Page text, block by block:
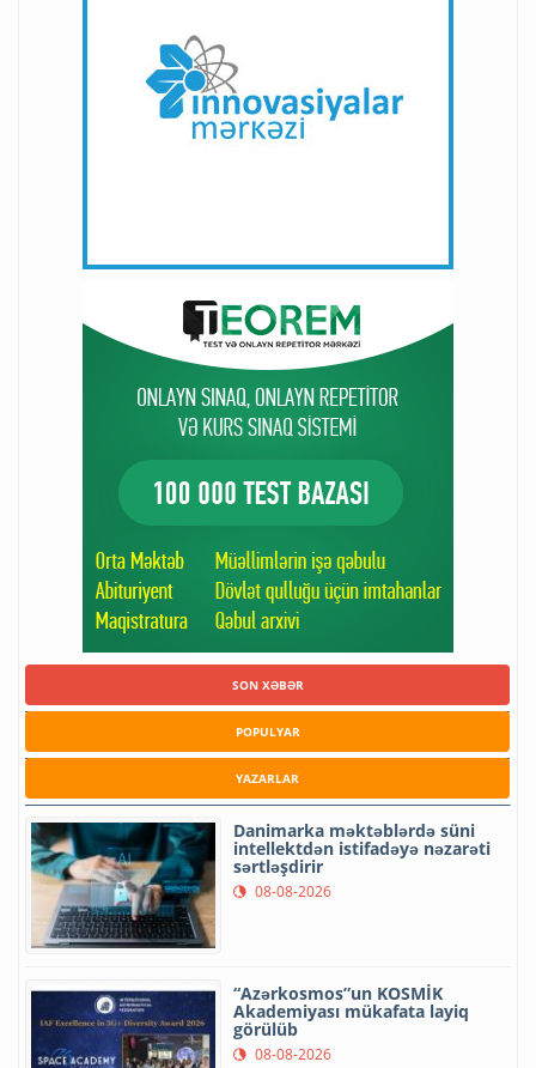
SON XƏBƏR
POPULYAR
YAZARLAR
Danimarka məktəblərdə süni
intellektdən istifadəyə nəzarəti
sərtləşdirir
08-08-2026
“Azərkosmos”un KOSMİK
Akademiyası mükafata layiq
görülüb
08-08-2026